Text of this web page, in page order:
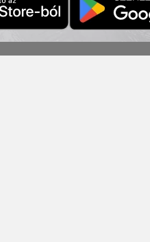
(Todoroski 85′), Pantović